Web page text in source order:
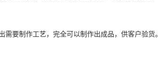
要制作工艺，完全可以制作出成品，供客户验货。